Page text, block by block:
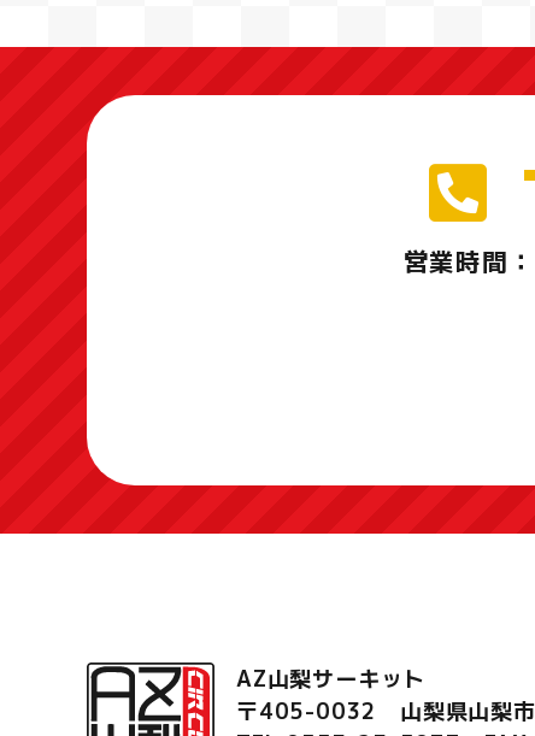
営業時間
AZ山梨サーキット
〒405-0032 山梨県山梨